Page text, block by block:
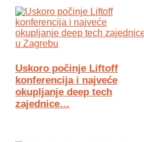
Uskoro počinje Liftoff
konferencija i najveće
okupljanje deep tech
zajednice…